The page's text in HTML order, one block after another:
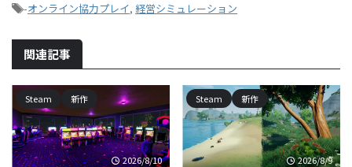
-オンライン協力プレイ, 経営シミュレーション
関連記事
Steam 新作
2026/8/10
Steam 新作
2026/8/9